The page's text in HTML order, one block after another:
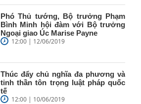
Phó Thủ tướng, Bộ trưởng Phạm
Bình Minh hội đàm với Bộ trưởng
Ngoại giao Úc Marise Payne
12:00 | 12/06/2019
Thúc đẩy chủ nghĩa đa phương và
tinh thần tôn trọng luật pháp quốc
tế
12:00 | 10/06/2019